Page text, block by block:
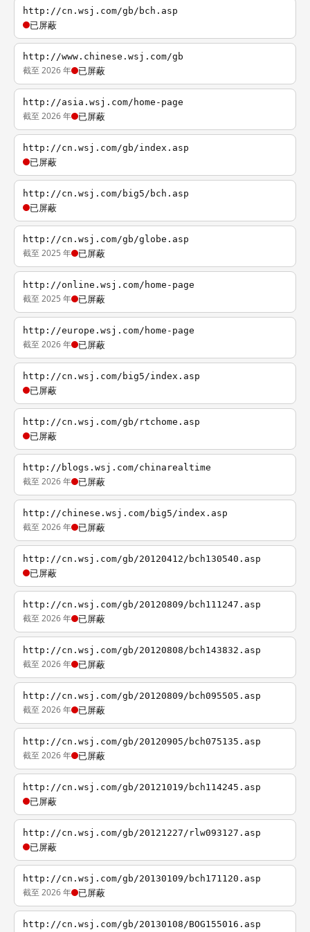
http://cn.wsj.com/gb/bch.asp
已屏蔽
http://www.chinese.wsj.com/gb
截至 2026 年 已屏蔽
http://asia.wsj.com/home-page
截至 2026 年 已屏蔽
http://cn.wsj.com/gb/index.asp
已屏蔽
http://cn.wsj.com/big5/bch.asp
已屏蔽
http://cn.wsj.com/gb/globe.asp
截至 2025 年 已屏蔽
http://online.wsj.com/home-page
截至 2025 年 已屏蔽
http://europe.wsj.com/home-page
截至 2026 年 已屏蔽
http://cn.wsj.com/big5/index.asp
已屏蔽
http://cn.wsj.com/gb/rtchome.asp
已屏蔽
http://blogs.wsj.com/chinarealtime
截至 2026 年 已屏蔽
http://chinese.wsj.com/big5/index.asp
截至 2026 年 已屏蔽
http://cn.wsj.com/gb/20120412/bch130540.asp
已屏蔽
http://cn.wsj.com/gb/20120809/bch111247.asp
截至 2026 年 已屏蔽
http://cn.wsj.com/gb/20120808/bch143832.asp
截至 2026 年 已屏蔽
http://cn.wsj.com/gb/20120809/bch095505.asp
截至 2026 年 已屏蔽
http://cn.wsj.com/gb/20120905/bch075135.asp
截至 2026 年 已屏蔽
http://cn.wsj.com/gb/20121019/bch114245.asp
已屏蔽
http://cn.wsj.com/gb/20121227/rlw093127.asp
已屏蔽
http://cn.wsj.com/gb/20130109/bch171120.asp
截至 2026 年 已屏蔽
http://cn.wsj.com/gb/20130108/BOG155016.asp